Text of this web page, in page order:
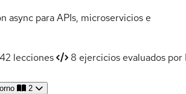
async para APIs, microservicios e
42 lecciones
8 ejercicios evaluados por
2